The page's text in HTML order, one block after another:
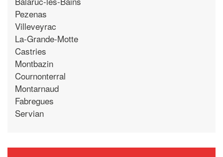
Pezenas
Villeveyrac
La-Grande-Motte
Castries
Montbazin
Cournonterral
Montarnaud
Fabregues
Servian